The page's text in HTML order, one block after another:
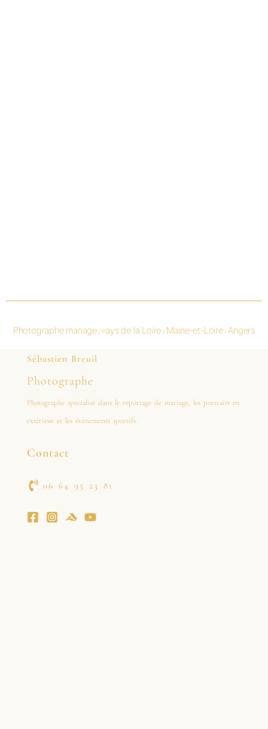
Photographe mariage / Pays de la Loire / Maine-et-Loire/Angers
Sébastien Breuil
Photographe
Photographe spécialisé dans le reportage de mariage, les portraits en
extérieur et les évènements sportifs.
Contact
06 64 95 23 81